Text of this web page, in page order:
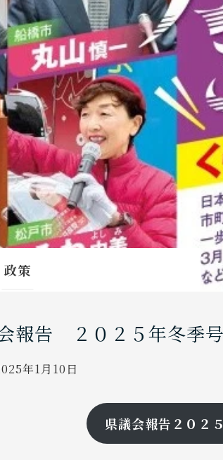
政策
報告 ２０２５年冬季号
年1月10日
県議会報告２０２